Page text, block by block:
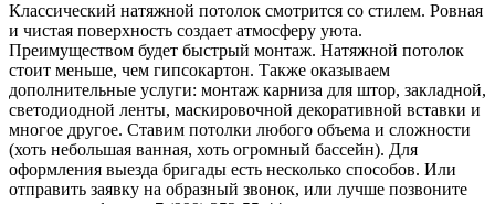
Классический натяжной потолок смотрится со стилем. Ровная
и чистая поверхность создает атмосферу уюта.
Преимуществом будет быстрый монтаж. Натяжной потолок
стоит меньше, чем гипсокартон. Также оказываем
дополнительные услуги: монтаж карниза для штор, закладной,
светодиодной ленты, маскировочной декоративной вставки и
многое другое. Ставим потолки любого объема и сложности
(хоть небольшая ванная, хоть огромный бассейн). Для
оформления выезда бригады есть несколько способов. Или
отправить заявку на образный звонок, или лучше позвоните